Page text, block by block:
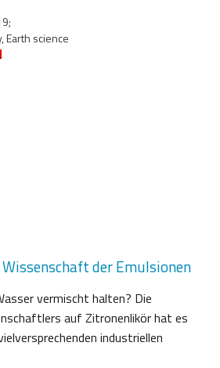
Earth science
der Emulsionen
vermischt halten? Die
auf Zitronenlikör hat es
industriellen